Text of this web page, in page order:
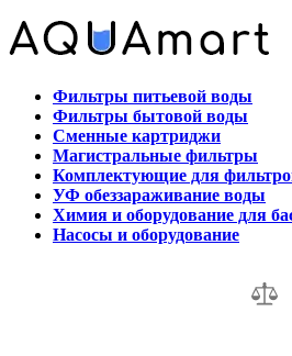
Фильтры питьевой воды
Фильтры бытовой воды
Сменные картриджи
Магистральные фильтры
Комплектующие для
УФ обеззараживание воды
Химия и оборудование для
Насосы и оборудование